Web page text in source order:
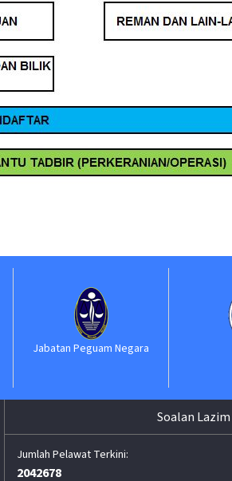
Jabatan Peguam Negara
Soalan Lazim
2042678